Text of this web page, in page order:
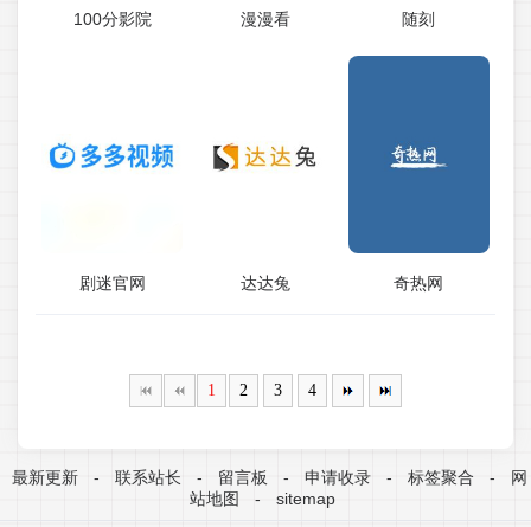
100分影院 漫漫看 随刻
剧迷官网 达达兔 奇热网
1 2 3 4
最新更新 - 联系站长 - 留言板 - 申请收录 - 标签聚合 -
网
站地图
- sitemap